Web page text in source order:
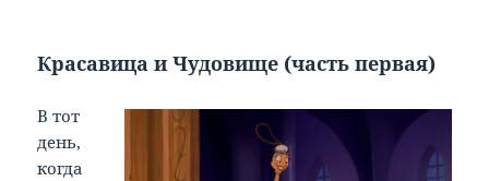
Красавица и Чудовище (часть первая)
В тот
день,
когда